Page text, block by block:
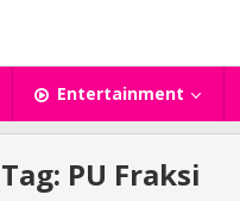
Entertainment
Tag: PU Fraksi